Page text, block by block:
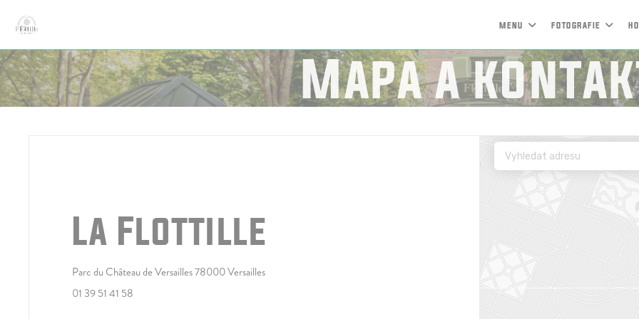
MENU FOTOGRAFIE
Mapa a
La Flottille
Parc du Château de Versailles 78000 Versailles((otevře se v novém okně))
01 39 51 41 58